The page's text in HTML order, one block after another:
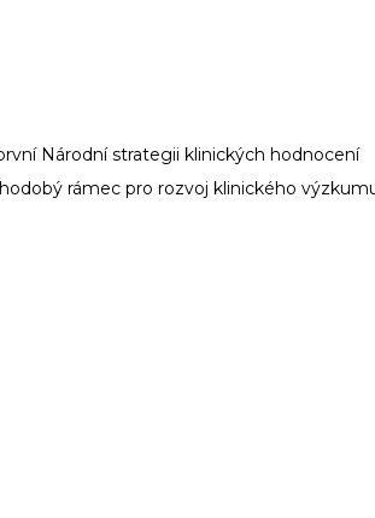
Národní strategii klinických hodnocení
rámec pro rozvoj klinického